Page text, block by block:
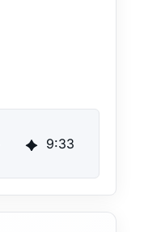
9:33